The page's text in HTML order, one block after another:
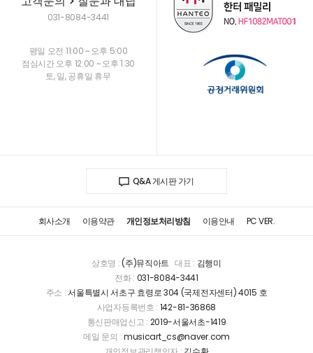
031-8084-3441
평일 오전 11:00 ~ 오후 5:00
점심시간 오후 12:00 ~ 오후 1:30
토, 일, 공휴일 휴무
Q&A 게시판 가기
회사소개 이용약관 개인정보처리방침 이용안내 PC VER.
상호명 :(주)뮤직아트 대표 : 김행미
전화 : 031-8084-3441
주소 :서울특별시 서초구 효령로 304 (국제전자센터) 4015 호
사업자등록번호 : 142-81-36868
통신판매업신고 : 2019-서울서초-1419
메일 문의 :musicart_cs@naver.com